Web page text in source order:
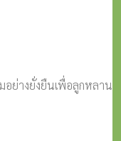
อย่างยั่งยืนเพื่อลูกหลาน